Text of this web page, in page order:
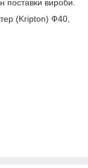
поставки вироби.
(Kripton) Ф40,